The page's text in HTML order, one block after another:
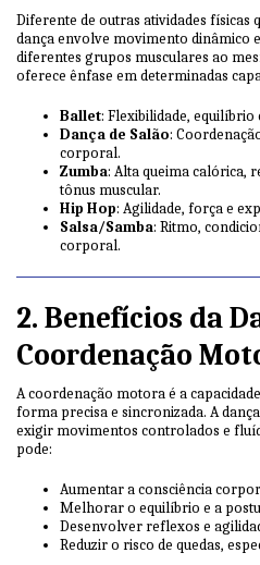
Diferente de outras atividades físicas
dança envolve movimento dinâmico
diferentes grupos musculares ao
oferece ênfase em determinadas
Ballet: Flexibilidade, equilíbrio
Dança de Salão:
corporal.
Zumba: Alta queima calórica,
tônus muscular.
Hip Hop: Agilidade, força e
Salsa/Samba: Ritmo,
corporal.
2. Benefícios da
Coordenação
A coordenação motora é a
forma precisa e sincronizada. A
exigir movimentos controlados e
pode:
Aumentar a consciência
Melhorar o equilíbrio e a
Desenvolver reflexos e
Reduzir o risco de quedas,